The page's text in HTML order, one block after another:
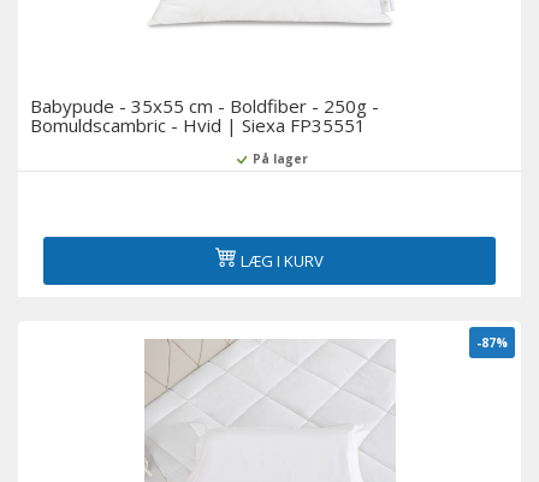
Babypude - 35x55 cm - Boldfiber - 250g -
Bomuldscambric - Hvid | Siexa FP35551
På lager
LÆG I KURV
-87%